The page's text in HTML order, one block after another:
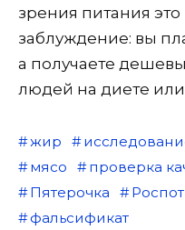
зрения питания
заблуждение: вы
а получаете
людей на диете
жир
мясо
проверка
Пятерочка
фальсификат